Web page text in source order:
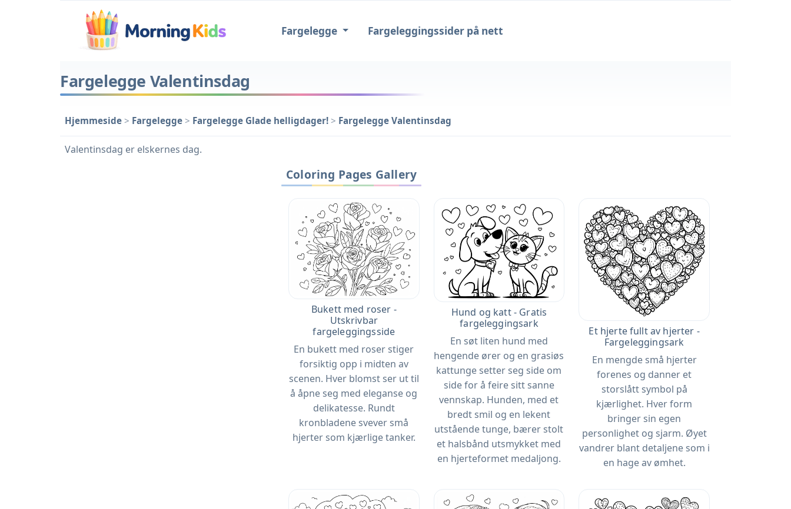
Fargelegge Fargeleggingssider på nett
Fargelegge Valentinsdag
Hjemmeside > Fargelegge > Fargelegge Glade helligdager! > Fargelegge Valentinsdag
Valentinsdag er elskernes dag.
Coloring Pages Gallery
Bukett med roser -
Utskrivbar
fargeleggingsside
En bukett med roser stiger
forsiktig opp i midten av
scenen. Hver blomst ser ut til
å åpne seg med eleganse og
delikatesse. Rundt
kronbladene svever små
hjerter som kjærlige tanker.
Hund og katt - Gratis
fargeleggingsark
En søt liten hund med
hengende ører og en grasiøs
kattunge setter seg side om
side for å feire sitt sanne
vennskap. Hunden, med et
bredt smil og en lekent
utstående tunge, bærer stolt
et halsbånd utsmykket med
en hjerteformet medaljong.
Et hjerte fullt av hjerter -
Fargeleggingsark
En mengde små hjerter
forenes og danner et
storslått symbol på
kjærlighet. Hver form
bringer sin egen
personlighet og sjarm. Øyet
vandrer blant detaljene som i
en hage av ømhet.